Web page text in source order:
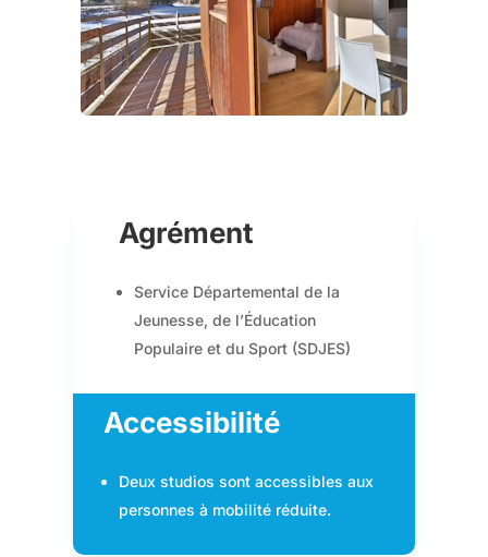
Agrément
Service Départemental de la
Jeunesse, de l’Éducation
Populaire et du Sport (SDJES)
Accessibilité
Deux studios sont accessibles aux
personnes à mobilité réduite.